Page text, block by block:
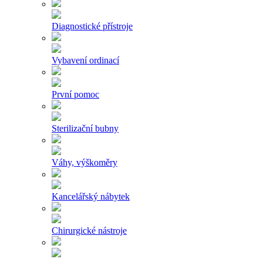
Diagnostické přístroje
Vybavení ordinací
První pomoc
Sterilizační bubny
Váhy, výškoměry
Kancelářský nábytek
Chirurgické nástroje